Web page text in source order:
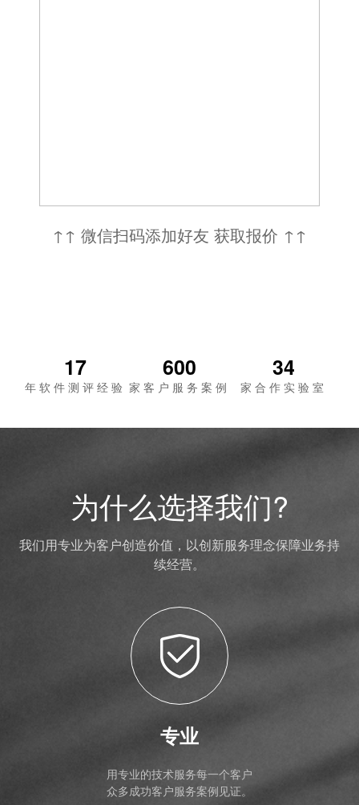
↑↑ 微信扫码添加好友 获取报价 ↑↑
17
年软件测评经验
600
家客户服务案例
34
家合作实验室
为什么选择我们?
我们用专业为客户创造价值，以创新服务理念保障业务持
续经营。
专业
用专业的技术服务每一个客户
众多成功客户服务案例见证。